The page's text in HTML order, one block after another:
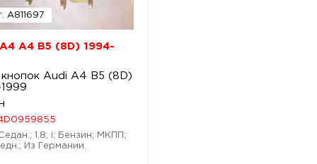
A811697
A4 B5 (8D) 1994-
Audi A4 B5 (8D)
1,8; i; Бензин; МКПП;
Из Германии.